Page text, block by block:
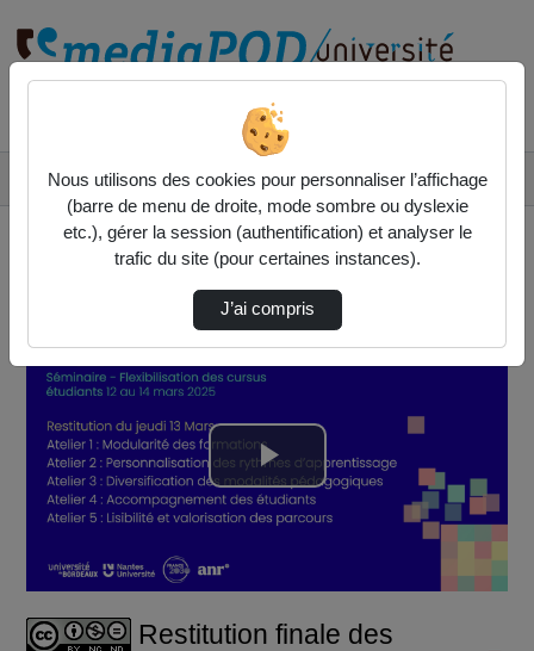
Restitution finale des ateliers du jeudi 13 …
Lire
vidéo
Restitution finale des
Nous utilisons des cookies pour personnaliser l’affichage
(barre de menu de droite, mode sombre ou dyslexie
etc.), gérer la session (authentification) et analyser le
trafic du site (pour certaines instances).
J’ai compris